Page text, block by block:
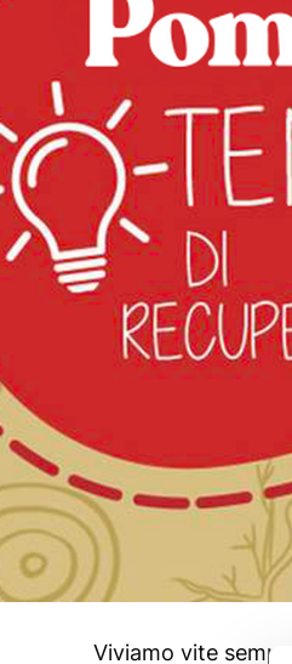
Viviamo vite